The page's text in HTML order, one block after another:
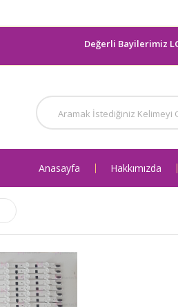
Değerli Bayilerimiz LGP
Anasayfa Hakkımızda